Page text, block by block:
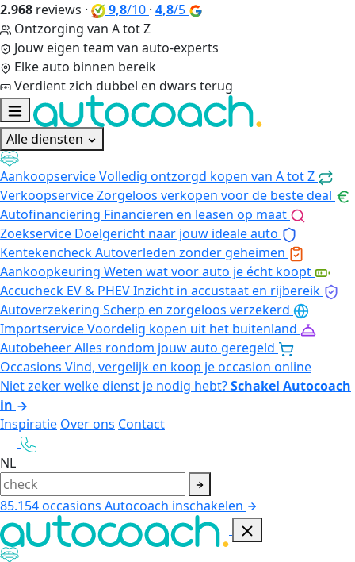
2.968 reviews · 9,8/10 · 4,8/5
Ontzorging van A tot Z
Jouw eigen team van auto-experts
Elke auto binnen bereik
Verdient zich dubbel en dwars terug
Alle diensten
AankoopserviceVolledig ontzorgd kopen van A tot Z
VerkoopserviceZorgeloos verkopen voor de beste deal
Autofinanciering Financieren en leasen op maat
Zoekservice Doelgericht naar jouw ideale auto
KentekencheckAutoverleden zonder geheimen
Aankoopkeuring Weten wat voor auto je écht koopt
Accucheck EV & PHEVInzicht in accustaat en rijbereik
Autoverzekering Scherp en zorgeloos verzekerd
ImportserviceVoordelig kopen uit het buitenland
AutobeheerAlles rondom jouw auto geregeld
Occasions Vind, vergelijk en koop je occasion online
Niet zeker welke dienst je nodig hebt?Schakel Autocoach
in
Inspiratie Over ons Contact
NL
85.154occasions Autocoach inschakelen